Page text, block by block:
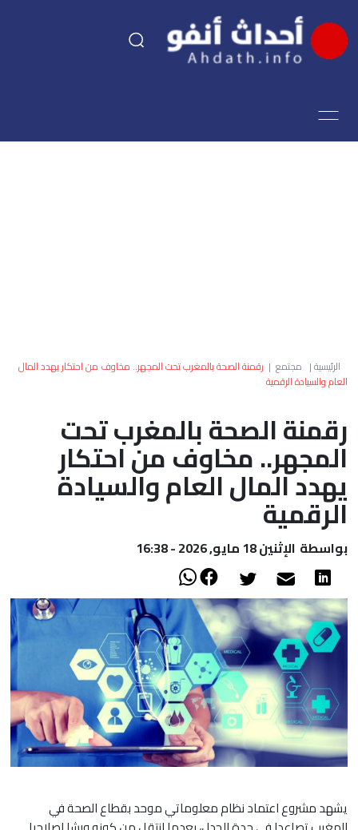
اقتصاد
العالم
الصحراء
الرئيسية| مجتمع | رقمنة الصحة بالمغرب تحت المجهر.. مخاوف من احتكار يهدد المال
العام والسيادة الرقمية
رقمنة الصحة بالمغرب تحت
المجهر.. مخاوف من احتكار
يهدد المال العام والسيادة
الرقمية
بواسطة الإثنين 18 مايو, 2026 - 16:38
يشهد مشروع اعتماد نظام معلوماتي موحد بقطاع الصحة في